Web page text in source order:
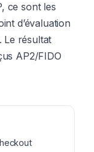
ce sont les
d’évaluation
résultat
AP2/FIDO